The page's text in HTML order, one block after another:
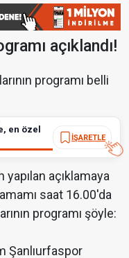
açıklandı!
programı belli
en özel
İŞARETLE
açıklamaya
saat 16.00'da
programı şöyle:
Şanlıurfaspor